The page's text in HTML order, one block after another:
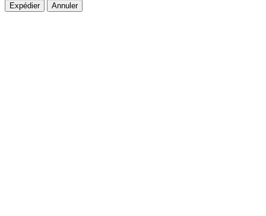
Expédier Annuler